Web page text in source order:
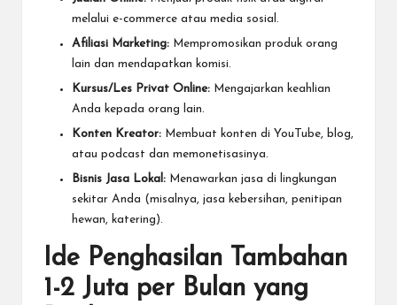
melalui e-commerce atau media sosial.
Afiliasi Marketing: Mempromosikan produk orang
lain dan mendapatkan komisi.
Kursus/Les Privat Online: Mengajarkan keahlian
Anda kepada orang lain.
Konten Kreator: Membuat konten di YouTube, blog,
atau podcast dan memonetisasinya.
Bisnis Jasa Lokal: Menawarkan jasa di lingkungan
sekitar Anda (misalnya, jasa kebersihan, penitipan
hewan, katering).
Ide Penghasilan Tambahan
1-2 Juta per Bulan yang